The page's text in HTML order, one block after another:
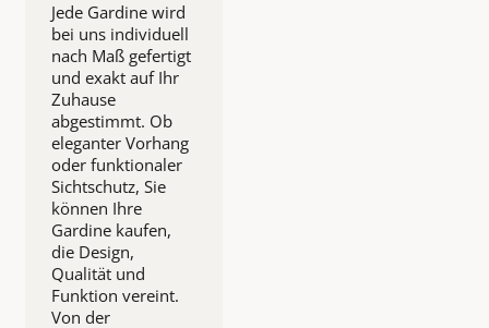
Jede Gardine wird
bei uns individuell
nach Maß gefertigt
und exakt auf Ihr
Zuhause
abgestimmt. Ob
eleganter Vorhang
oder funktionaler
Sichtschutz, Sie
können Ihre
Gardine kaufen,
die Design,
Qualität und
Funktion vereint.
Von der